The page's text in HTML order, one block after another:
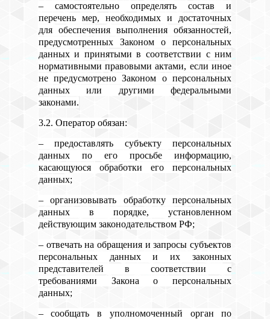
– самостоятельно определять состав и
перечень мер, необходимых и достаточных
для обеспечения выполнения обязанностей,
предусмотренных Законом о персональных
данных и принятыми в соответствии с ним
нормативными правовыми актами, если иное
не предусмотрено Законом о персональных
данных или другими федеральными
законами.
3.2. Оператор обязан:
– предоставлять субъекту персональных
данных по его просьбе информацию,
касающуюся обработки его персональных
данных;
– организовывать обработку персональных
данных в порядке, установленном
действующим законодательством РФ;
– отвечать на обращения и запросы субъектов
персональных данных и их законных
представителей в соответствии с
требованиями Закона о персональных
данных;
– сообщать в уполномоченный орган по